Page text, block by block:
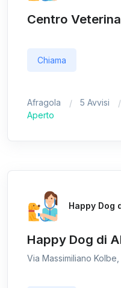
Centro
Chiama
Afragola 5 Avvisi
Aperto
Happy Dog
Happy Dog di
Via Massimiliano